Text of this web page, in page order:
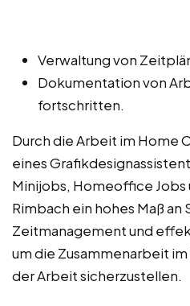
Verwaltung von
Dokumentation von
fortschritten.
Durch die Arbeit im Home
eines
Minijobs, Homeoffice Jobs
Rimbach ein hohes Maß
Zeitmanagement und
um die Zusammenarbeit
der Arbeit sicherzustellen.